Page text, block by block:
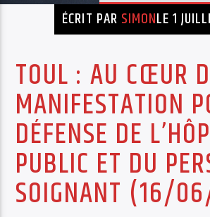
PISTE ACTUELLE
08 CLOSE ONE YESTERDAY.MP3
08 CLOSE ONE YESTERDAY.MP3
ÉCRIT PAR SIMONLE 1
TOUL : AU CŒUR
MANIFESTATION
DÉFENSE DE
PUBLIC ET DU
SOIGNANT (16/